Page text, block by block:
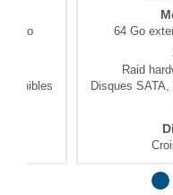
Go 64 Go
Raid
Disques